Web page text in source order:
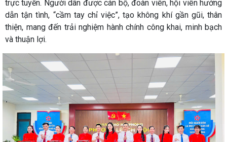
trực tuyến. Người dân được cán bộ, đoàn viên, hội viên hướng
dẫn tận tình, “cầm tay chỉ việc”, tạo không khí gần gũi, thân
thiện, mang đến trải nghiệm hành chính công khai, minh bạch
và thuận lợi.